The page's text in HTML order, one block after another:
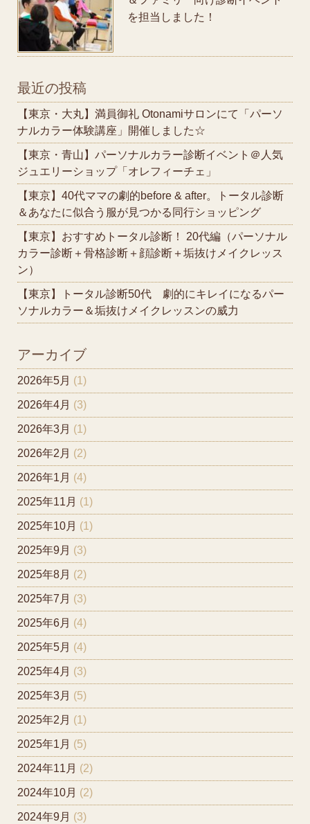
を担当しました！
最近の投稿
【東京・大丸】満員御礼 Otonamiサロンにて「パーソ
ナルカラー体験講座」開催しました☆
【東京・青山】パーソナルカラー診断イベント＠人気
ジュエリーショップ「オレフィーチェ」
【東京】40代ママの劇的before & after。トータル診断
＆あなたに似合う服が見つかる同行ショッピング
【東京】おすすめトータル診断！ 20代編（パーソナル
カラー診断＋骨格診断＋顔診断＋垢抜けメイクレッス
ン）
【東京】トータル診断50代 劇的にキレイになるパー
ソナルカラー＆垢抜けメイクレッスンの威力
アーカイブ
2026年5月 (1)
2026年4月 (3)
2026年3月 (1)
2026年2月 (2)
2026年1月 (4)
2025年11月 (1)
2025年10月 (1)
2025年9月 (3)
2025年8月 (2)
2025年7月 (3)
2025年6月 (4)
2025年5月 (4)
2025年4月 (3)
2025年3月 (5)
2025年2月 (1)
2025年1月 (5)
2024年11月 (2)
2024年10月 (2)
2024年9月 (3)